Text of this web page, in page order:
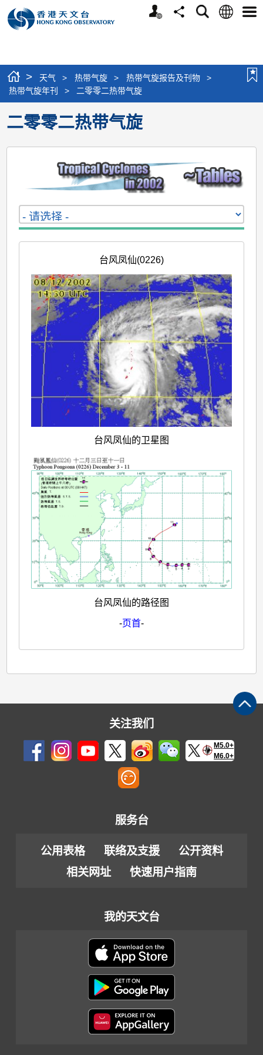
个
分
搜
语
选
> 天气 > 热带气旋 > 热带气旋报告及刊物
>
热带气旋年刊
> 二零零二热带气旋
二零零二热带气旋
台风凤仙(0226)
台风凤仙的卫星图
台风凤仙的路径图
-页首-
关注我们
M5.0+
M6.0+
服务台
公用表格 联络及支援
公开资料
相关网址
快速用户指南
我的天文台